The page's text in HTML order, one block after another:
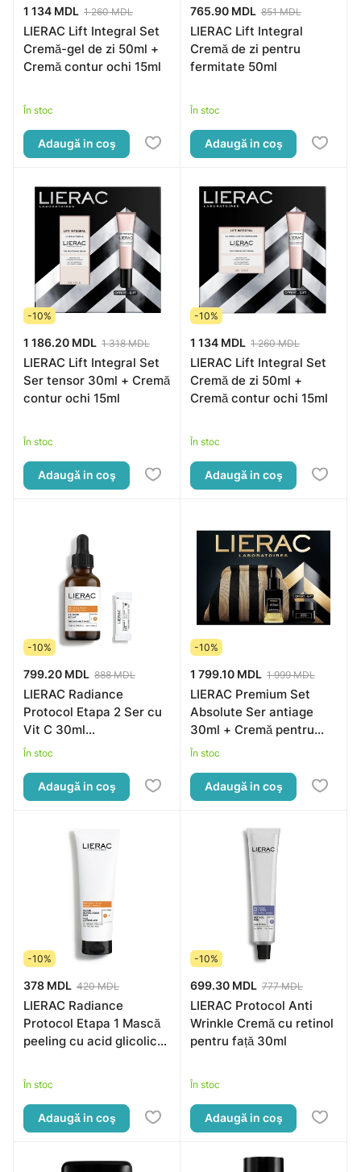
1 134 MDL 1 260 MDL
LIERAC Lift Integral Set
Cremă-gel de zi 50ml +
Cremă contur ochi 15ml
În stoc
Adaugă in coş
765.90 MDL 851 MDL
LIERAC Lift Integral
Cremă de zi pentru
fermitate 50ml
În stoc
Adaugă in coş
-10%
1 186.20 MDL 1 318 MDL
LIERAC Lift Integral Set
Ser tensor 30ml + Cremă
contur ochi 15ml
În stoc
Adaugă in coş
-10%
1 134 MDL 1 260 MDL
LIERAC Lift Integral Set
Cremă de zi 50ml +
Cremă contur ochi 15ml
În stoc
Adaugă in coş
-10%
799.20 MDL 888 MDL
LIERAC Radiance
Protocol Etapa 2 Ser cu
Vit C 30ml
(baza+14xsache-pudră)
În stoc
Adaugă in coş
-10%
1 799.10 MDL 1 999 MDL
LIERAC Premium Set
Absolute Ser antiage
30ml + Cremă pentru
zona ochilor 20ml
În stoc
Adaugă in coş
-10%
378 MDL 420 MDL
LIERAC Radiance
Protocol Etapa 1 Mască
peeling cu acid glicolic
În stoc
Adaugă in coş
-10%
699.30 MDL 777 MDL
LIERAC Protocol Anti
Wrinkle Cremă cu retinol
pentru față 30ml
În stoc
Adaugă in coş